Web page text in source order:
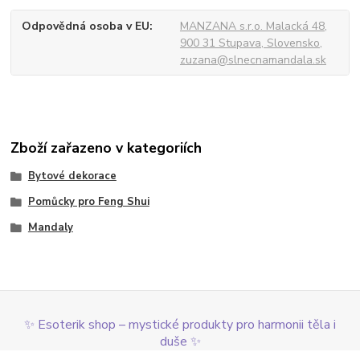
Odpovědná osoba v EU
MANZANA s.r.o. Malacká 48,
900 31 Stupava, Slovensko,
zuzana@slnecnamandala.sk
Zboží zařazeno v kategoriích
Bytové dekorace
Pomůcky pro Feng Shui
Mandaly
✨ Esoterik shop – mystické produkty pro harmonii těla i
duše ✨